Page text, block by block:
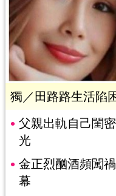
獨／田路路生活陷
父親出軌自己閨
光
金正烈酗酒頻闖
幕